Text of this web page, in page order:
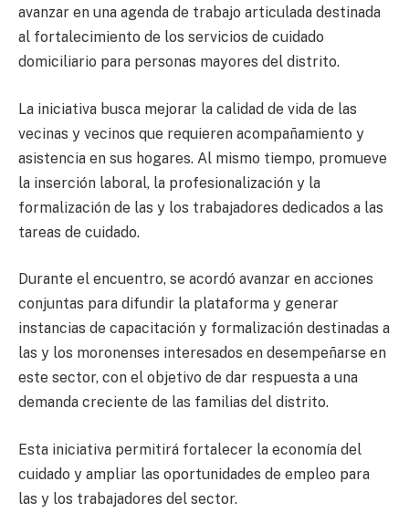
avanzar en una agenda de trabajo articulada destinada
al fortalecimiento de los servicios de cuidado
domiciliario para personas mayores del distrito.
La iniciativa busca mejorar la calidad de vida de las
vecinas y vecinos que requieren acompañamiento y
asistencia en sus hogares. Al mismo tiempo, promueve
la inserción laboral, la profesionalización y la
formalización de las y los trabajadores dedicados a las
tareas de cuidado.
Durante el encuentro, se acordó avanzar en acciones
conjuntas para difundir la plataforma y generar
instancias de capacitación y formalización destinadas a
las y los moronenses interesados en desempeñarse en
este sector, con el objetivo de dar respuesta a una
demanda creciente de las familias del distrito.
Esta iniciativa permitirá fortalecer la economía del
cuidado y ampliar las oportunidades de empleo para
las y los trabajadores del sector.